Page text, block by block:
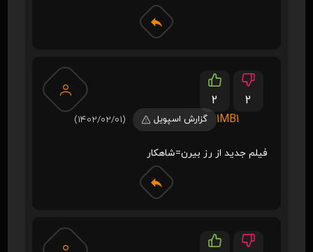
2
2
1MB1
گزارش اسپویل (1402/02/01)
فیلم جدید از رز بیرن=شاهکار